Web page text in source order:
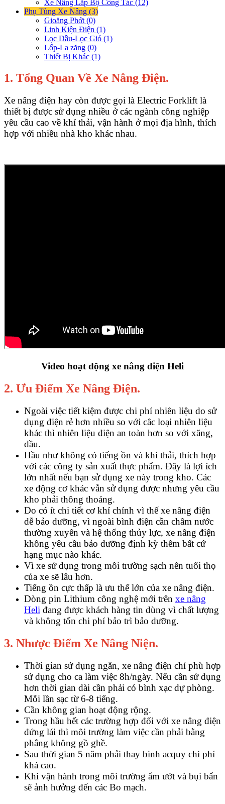
Xe Nâng Lắp Bộ Công Tác (12)
Phụ Tùng Xe Nâng (3)
Gioăng Phớt (0)
Linh Kiện Điện (1)
Lọc Dầu-Lọc Gió (1)
Lốp-La zăng (0)
Thiết Bị Khác (1)
1. Tổng Quan Về Xe Nâng Điện.
Xe nâng điện hay còn được gọi là Electric Forklift là
thiết bị được sử dụng nhiều ở các ngành công nghiệp
yêu cầu cao về khí thải, vận hành ở mọi địa hình, thích
hợp với nhiều nhà kho khác nhau.
Video hoạt động xe nâng điện Heli
2. Ưu Điểm Xe Nâng Điện.
Ngoài việc tiết kiệm được chi phí nhiên liệu do sử
dụng điện rẻ hơn nhiều so với câc loại nhiên liệu
khác thì nhiên liệu điện an toàn hơn so với xăng,
dầu.
Hầu như không có tiếng ồn và khí thải, thích hợp
với các công ty sản xuất thực phẩm. Đây là lợi ích
lớn nhất nếu bạn sử dụng xe này trong kho. Các
xe động cơ khác vẫn sử dụng được nhưng yêu cầu
kho phải thông thoáng.
Do có ít chi tiết cơ khí chính vì thế xe nâng điện
dễ bảo dưỡng, vì ngoài bình điện cần châm nước
thường xuyên và hệ thống thủy lực, xe nâng điện
không yêu cầu bảo dưỡng định kỳ thêm bất cứ
hạng mục nào khác.
Vì xe sử dụng trong môi trường sạch nên tuổi thọ
của xe sẽ lâu hơn.
Tiếng ồn cực thấp là ưu thế lớn của xe nâng điện.
Dòng pin Lithium công nghệ mới trên xe nâng
Heli đang được khách hàng tin dùng vì chất lượng
và không tốn chi phí bảo trì bảo dưỡng.
3. Nhược Điểm Xe Nâng Niện.
Thời gian sử dụng ngắn, xe nâng điện chỉ phù hợp
sử dụng cho ca làm việc 8h/ngày. Nếu cần sử dụng
hơn thời gian dài cần phải có bình xạc dự phòng.
Mỗi lần sạc từ 6-8 tiếng.
Cần không gian hoạt động rộng.
Trong hầu hết các trường hợp đối với xe nâng điện
đứng lái thì môi trường làm việc cần phải bằng
phẳng không gồ ghề.
Sau thời gian 5 năm phải thay bình acquy chi phí
khá cao.
Khi vận hành trong môi trường ẩm ướt và bụi bẩn
sẽ ảnh hưởng đến các Bo mạch.